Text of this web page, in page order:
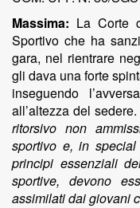
Massima: La Corte
Sportivo che ha
gara, nel rientrare
gli dava una forte
inseguendo
all’altezza del sedere.
ritorsivo non
sportivo e, in
principi essenziali
sportive, devono
assimilati dai giovani